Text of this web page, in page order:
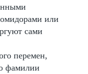
или
сами
перемен,
фамилии